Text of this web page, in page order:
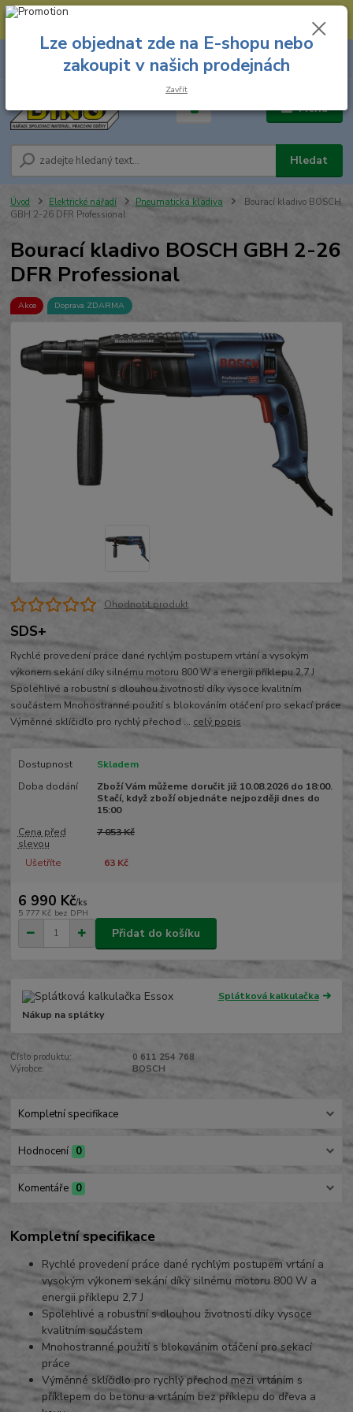
--- Spojovací materiál: 774 431 045 --- Prodejna nářadí: 731 449 423 --
Menu
Hledat
8.00 hod. - 16.00 hod.
za
Úvod Elektrické nářadí Pneumatická kladiva
Bourací kladivo BOSCH
GBH 2-26 DFR Professional
Bourací kladivo BOSCH GBH 2-26
DFR Professional
Akce Doprava ZDARMA
Ohodnotit produkt
SDS+
Rychlé provedení práce dané rychlým postupem vrtání a vysokým
výkonem sekání díky silnému motoru 800 W a energii příklepu 2,7 J
Spolehlivé a robustní s dlouhou životností díky vysoce kvalitním
součástem Mnohostranné použití s blokováním otáčení pro sekací práce
Výměnné sklíčidlo pro rychlý přechod ... celý popis
Dostupnost
Skladem
Doba dodání
Zboží Vám můžeme doručit již 10.08.2026 do 18:00.
Stačí, když zboží objednáte nejpozději dnes do
15:00
Cena před
slevou
7 053 Kč
Ušetříte 63 Kč
6 990 Kč/ks
5 777 Kč bez DPH
Přidat do košíku
Splátková kalkulačka
Nákup na splátky
Číslo produktu:
0 611 254 768
Výrobce:
BOSCH
Kompletní specifikace
Hodnocení 0
Komentáře 0
Kompletní specifikace
Rychlé provedení práce dané rychlým postupem vrtání a
vysokým výkonem sekání díky silnému motoru 800 W a
energii příklepu 2,7 J
Spolehlivé a robustní s dlouhou životností díky vysoce
kvalitním součástem
Mnohostranné použití s blokováním otáčení pro sekací
práce
Výměnné sklíčidlo pro rychlý přechod mezi vrtáním s
příklepem do betonu a vrtáním bez příklepu do dřeva a
Lze objednat zde na E-shopu nebo
zakoupit v našich prodejnách
Zavřít